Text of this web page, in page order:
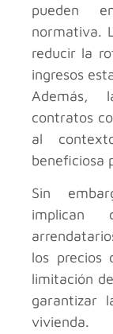
pueden
normativa.
reducir la
ingresos
Además,
contratos
al
beneficiosa
Sin
implican
los precios
limitación
garantizar